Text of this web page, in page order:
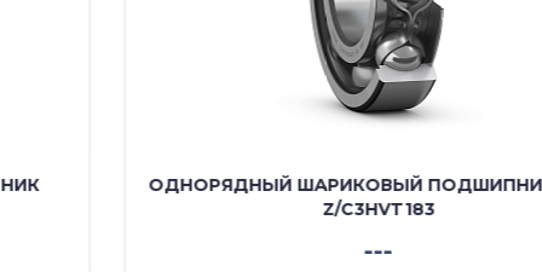
ОДНОРЯДНЫЙ ШАРИКОВЫЙ ПОДШИПНИК 6000
Z/C3HVT183